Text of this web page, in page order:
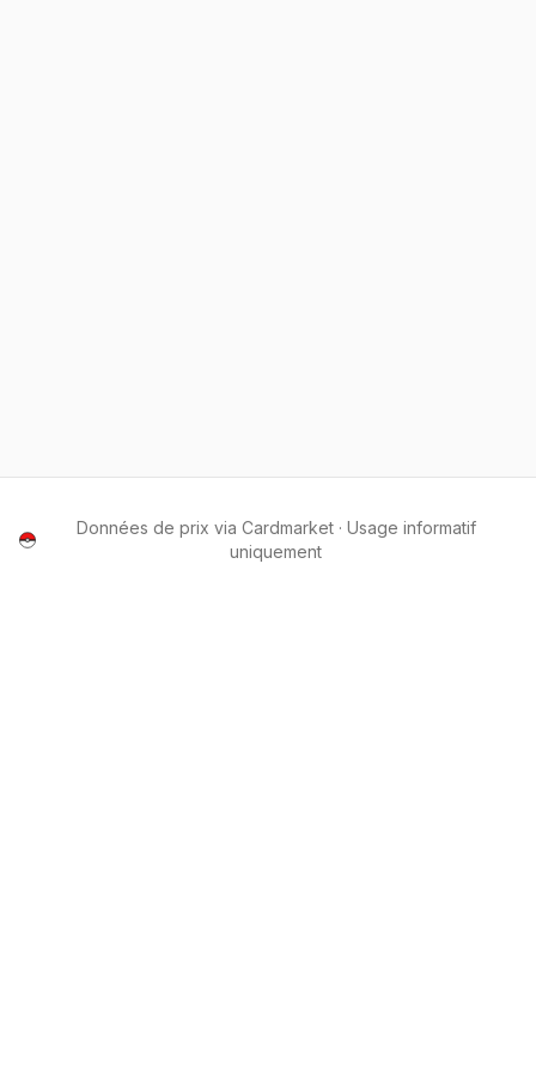
Données de prix via Cardmarket · Usage informatif
uniquement